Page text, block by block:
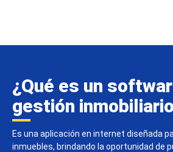
¿Qué es un
gestión
Es una aplicación en internet diseñada
inmuebles, brindando la oportunidad de